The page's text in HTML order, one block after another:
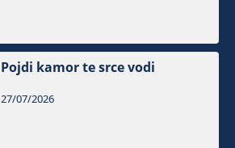
Pojdi kamor te srce vodi
27/07/2026